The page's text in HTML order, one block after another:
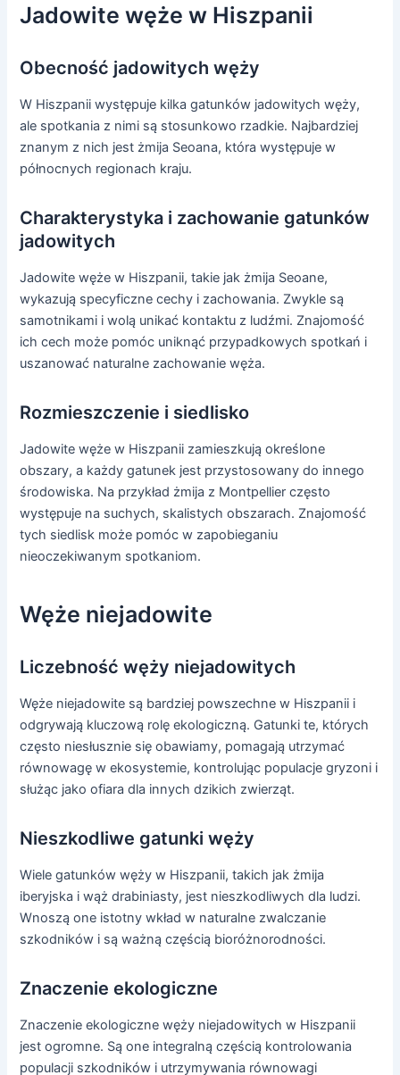
Jadowite węże w Hiszpanii
Obecność jadowitych węży
W Hiszpanii występuje kilka gatunków jadowitych węży,
ale spotkania z nimi są stosunkowo rzadkie. Najbardziej
znanym z nich jest żmija Seoana, która występuje w
północnych regionach kraju.
Charakterystyka i zachowanie gatunków
jadowitych
Jadowite węże w Hiszpanii, takie jak żmija Seoane,
wykazują specyficzne cechy i zachowania. Zwykle są
samotnikami i wolą unikać kontaktu z ludźmi. Znajomość
ich cech może pomóc uniknąć przypadkowych spotkań i
uszanować naturalne zachowanie węża.
Rozmieszczenie i siedlisko
Jadowite węże w Hiszpanii zamieszkują określone
obszary, a każdy gatunek jest przystosowany do innego
środowiska. Na przykład żmija z Montpellier często
występuje na suchych, skalistych obszarach. Znajomość
tych siedlisk może pomóc w zapobieganiu
nieoczekiwanym spotkaniom.
Węże niejadowite
Liczebność węży niejadowitych
Węże niejadowite są bardziej powszechne w Hiszpanii i
odgrywają kluczową rolę ekologiczną. Gatunki te, których
często niesłusznie się obawiamy, pomagają utrzymać
równowagę w ekosystemie, kontrolując populacje gryzoni i
służąc jako ofiara dla innych dzikich zwierząt.
Nieszkodliwe gatunki węży
Wiele gatunków węży w Hiszpanii, takich jak żmija
iberyjska i wąż drabiniasty, jest nieszkodliwych dla ludzi.
Wnoszą one istotny wkład w naturalne zwalczanie
szkodników i są ważną częścią bioróżnorodności.
Znaczenie ekologiczne
Znaczenie ekologiczne węży niejadowitych w Hiszpanii
jest ogromne. Są one integralną częścią kontrolowania
populacji szkodników i utrzymywania równowagi